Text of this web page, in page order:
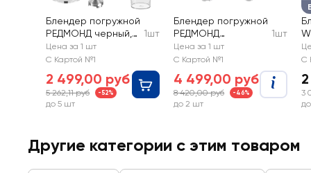
Блендер погружной
РЕДМОНД черный,
пластик/
нержавеющая
сталь, 6,3х40х6,3см,
Арт. RHB-2902
1шт
Цена за 1 шт
С Картой №1
2 499,00 руб
5 262,11 руб -52%
до 5 шт
Блендер погружной
РЕДМОНД
бронзовый, металл/
пластик,
6,8х41,3х6,8см, Арт.
BH404
1шт
Цена за 1 шт
С Картой №1
4 499,00 руб
8 420,00 руб -46%
до 2 шт
С
3
Другие категории с этим товаром